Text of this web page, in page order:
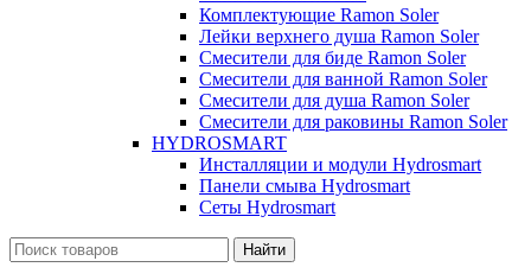
Комплектующие Ramon Soler
Лейки верхнего душа Ramon Soler
Смесители для биде Ramon Soler
Смесители для ванной Ramon Soler
Смесители для душа Ramon Soler
Смесители для раковины Ramon Soler
HYDROSMART
Инсталляции и модули Hydrosmart
Панели смыва Hydrosmart
Сеты Hydrosmart
Найти